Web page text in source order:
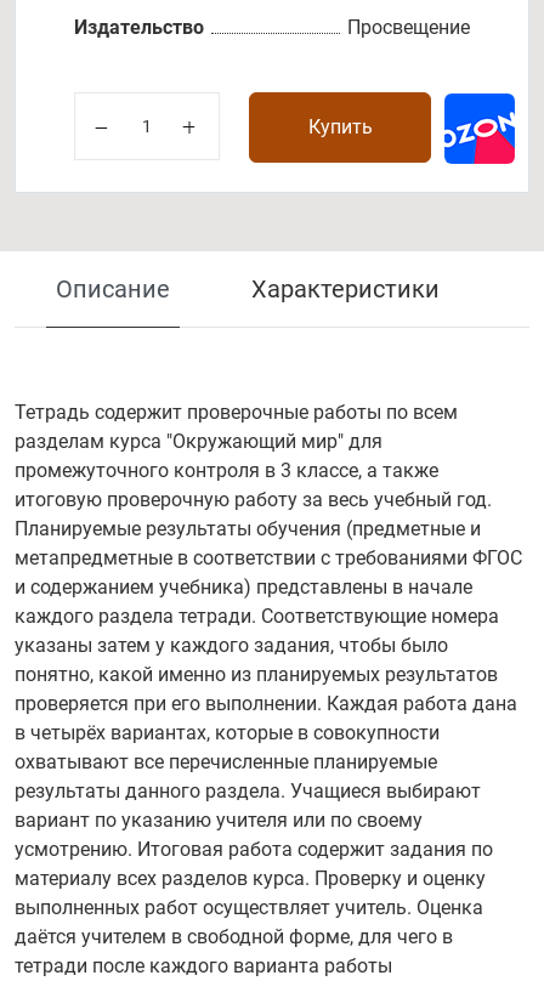
Издательство
Просвещение
Купить
Описание Характеристики
Тетрадь содержит проверочные работы по всем
разделам курса "Окружающий мир" для
промежуточного контроля в 3 классе, а также
итоговую проверочную работу за весь учебный год.
Планируемые результаты обучения (предметные и
метапредметные в соответствии с требованиями ФГОС
и содержанием учебника) представлены в начале
каждого раздела тетради. Соответствующие номера
указаны затем у каждого задания, чтобы было
понятно, какой именно из планируемых результатов
проверяется при его выполнении. Каждая работа дана
в четырёх вариантах, которые в совокупности
охватывают все перечисленные планируемые
результаты данного раздела. Учащиеся выбирают
вариант по указанию учителя или по своему
усмотрению. Итоговая работа содержит задания по
материалу всех разделов курса. Проверку и оценку
выполненных работ осуществляет учитель. Оценка
даётся учителем в свободной форме, для чего в
тетради после каждого варианта работы